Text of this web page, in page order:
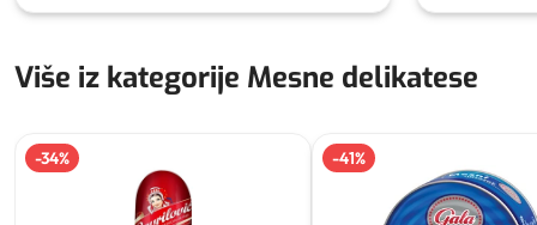
Više iz kategorije Mesne delikatese
-34% -41%